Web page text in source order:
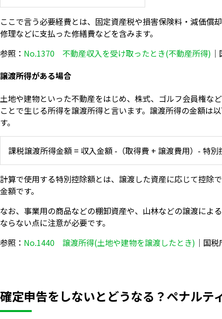
ここで言う必要経費とは、固定資産税や損害保険料・減価償
修理などに支払った修繕費などを含みます。
参照： No.1370 不動産収入を受け取ったとき(不動産所得)
譲渡所得がある場合
土地や建物といった不動産をはじめ、株式、ゴルフ会員権な
ことで生じる所得を譲渡所得と言います。譲渡所得の金額は
す。
課税譲渡所得金額 = 収入金額 -（取得費 + 譲渡費用）- 特別
計算で使用する特別控除額とは、譲渡した資産に応じて控除
金額です。
なお、事業用の商品などの棚卸資産や、山林などの譲渡によ
ならない点に注意が必要です。
参照： No.1440 譲渡所得(土地や建物を譲渡したとき) ｜国
確定申告をしないとどうなる？ペナルテ